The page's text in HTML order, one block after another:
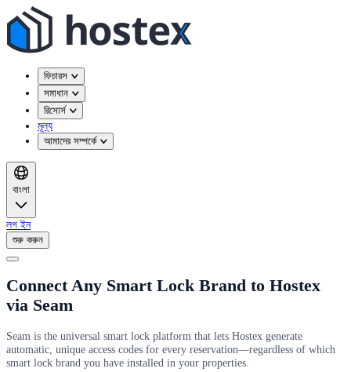
ফিচারস
সমাধান
রিসোর্স
মূল্য
আমাদের সম্পর্কে
বাংলা
লগ ইন
শুরু করুন
Connect Any Smart Lock Brand to Hostex
via Seam
Seam is the universal smart lock platform that lets Hostex generate
automatic, unique access codes for every reservation—regardless of which
smart lock brand you have installed in your properties.